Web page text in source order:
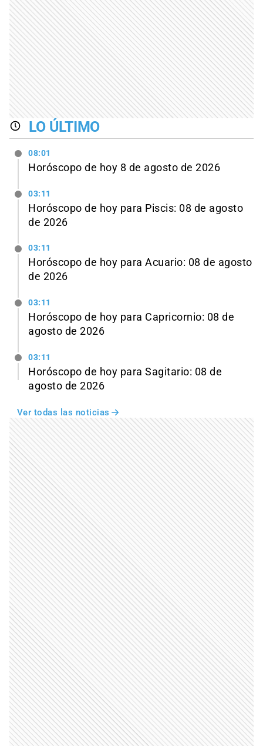
LO ÚLTIMO
08:01
Horóscopo de hoy 8 de agosto de 2026
03:11
Horóscopo de hoy para Piscis: 08 de agosto
de 2026
03:11
Horóscopo de hoy para Acuario: 08 de agosto
de 2026
03:11
Horóscopo de hoy para Capricornio: 08 de
agosto de 2026
03:11
Horóscopo de hoy para Sagitario: 08 de
agosto de 2026
Ver todas las noticias